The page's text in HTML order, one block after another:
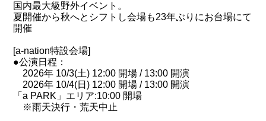
国内最大級野外イベント。
夏開催から秋へとシフトし会場も23年ぶりにお台場にて
開催
[a-nation特設会場]
●公演日程：
2026年 10/3(土) 12:00 開場 / 13:00 開演
2026年 10/4(日) 12:00 開場 / 13:00 開演
「a PARK」エリア:10:00 開場
※雨天決行・荒天中止